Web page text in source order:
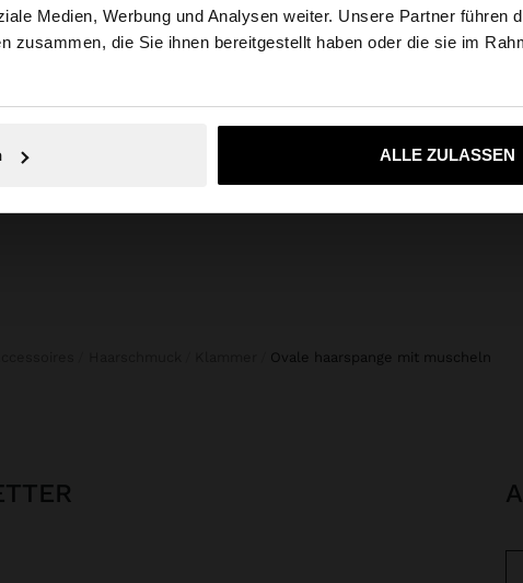
Medien, Werbung und Analysen weiter. Unsere Partner führen
zusammen, die Sie ihnen bereitgestellt haben oder die sie im
ALLE ZULASSEN
die Website zu. Möchten Sie unsere United States Website
Nein, bleiben Sie bei Austria Ja, bringen Sie mich zu
+
45,99 € 19,99 € 57%
15,99 €
ovale haarspange mit muscheln